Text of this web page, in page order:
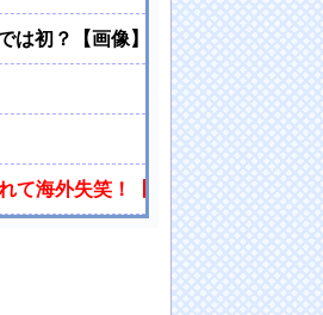
は初？【画像】
て海外失笑！【海外の反応】